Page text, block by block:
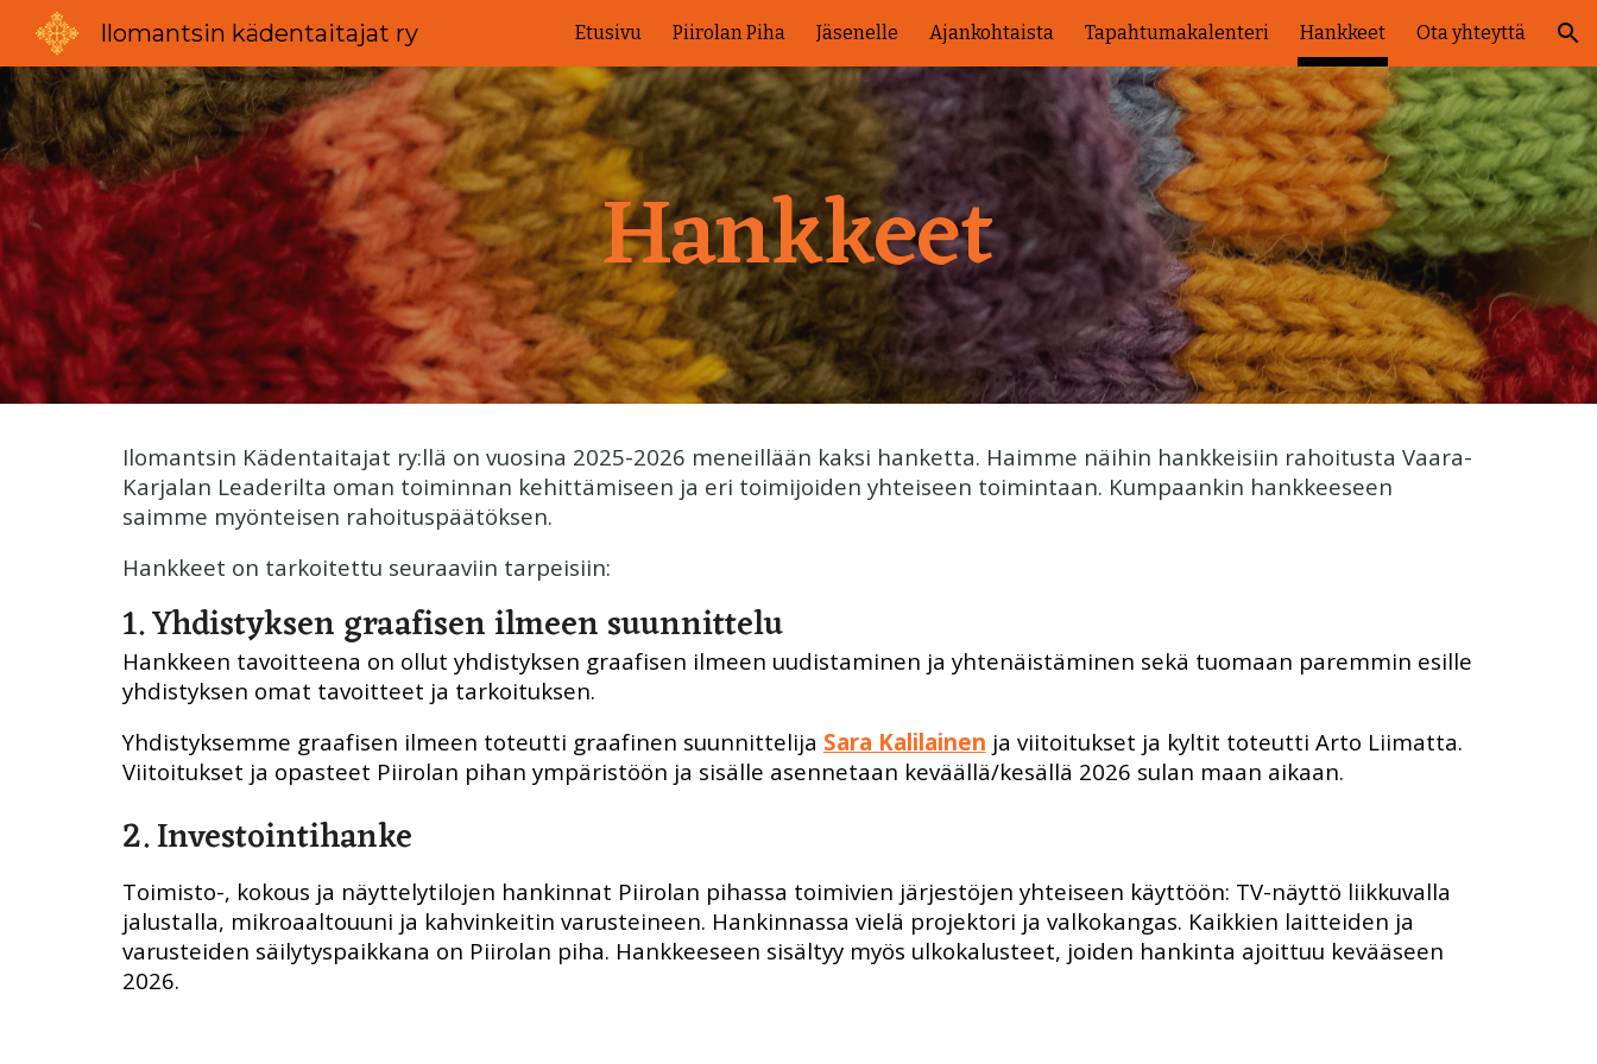
Skip to main content Skip to navigation
Ilomantsin kädentaitajat ry Etusivu Piirolan Piha Jäsenelle Ajankohtaista Tapahtumakalenteri Hankkeet Ota yhteyttä
Hankkeet
Ilomantsin Kädentaitajat ry:llä on vuosina 2025-2026 meneillään kaksi hanketta. Haimme näihin hankkeisiin rahoitusta Vaara-
Karjalan Leaderilta oman toiminnan kehittämiseen ja eri toimijoiden yhteiseen toimintaan. Kumpaankin hankkeeseen
saimme myönteisen rahoituspäätöksen.
Hankkeet on tarkoitettu seuraaviin tarpeisiin:
1. Yhdistyksen graafisen ilmeen suunnittelu
Hankkeen tavoitteena on ollut yhdistyksen graafisen ilmeen uudistaminen ja yhtenäistäminen sekä tuomaan paremmin esille
yhdistyksen omat tavoitteet ja tarkoituksen.
Yhdistyksemme graafisen ilmeen toteutti graafinen suunnittelija Sara Kalilainen ja viitoitukset ja kyltit toteutti Arto Liimatta.
Viitoitukset ja opasteet Piirolan pihan ympäristöön ja sisälle asennetaan keväällä/kesällä 2026 sulan maan aikaan.
2. Investointihanke
Toimisto-, kokous ja näyttelytilojen hankinnat Piirolan pihassa toimivien järjestöjen yhteiseen käyttöön: TV-näyttö liikkuvalla
jalustalla, mikroaaltouuni ja kahvinkeitin varusteineen. Hankinnassa vielä projektori ja valkokangas. Kaikkien laitteiden ja
varusteiden säilytyspaikkana on Piirolan piha. Hankkeeseen sisältyy myös ulkokalusteet, joiden hankinta ajoittuu kevääseen
2026.